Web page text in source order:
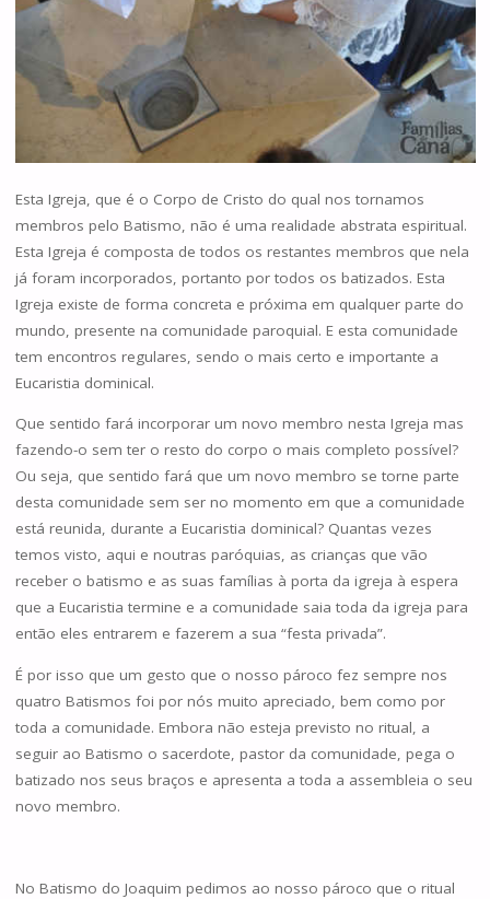
Esta Igreja, que é o Corpo de Cristo do qual nos tornamos
membros pelo Batismo, não é uma realidade abstrata espiritual.
Esta Igreja é composta de todos os restantes membros que nela
já foram incorporados, portanto por todos os batizados. Esta
Igreja existe de forma concreta e próxima em qualquer parte do
mundo, presente na comunidade paroquial. E esta comunidade
tem encontros regulares, sendo o mais certo e importante a
Eucaristia dominical.
Que sentido fará incorporar um novo membro nesta Igreja mas
fazendo-o sem ter o resto do corpo o mais completo possível?
Ou seja, que sentido fará que um novo membro se torne parte
desta comunidade sem ser no momento em que a comunidade
está reunida, durante a Eucaristia dominical? Quantas vezes
temos visto, aqui e noutras paróquias, as crianças que vão
receber o batismo e as suas famílias à porta da igreja à espera
que a Eucaristia termine e a comunidade saia toda da igreja para
então eles entrarem e fazerem a sua “festa privada”.
É por isso que um gesto que o nosso pároco fez sempre nos
quatro Batismos foi por nós muito apreciado, bem como por
toda a comunidade. Embora não esteja previsto no ritual, a
seguir ao Batismo o sacerdote, pastor da comunidade, pega o
batizado nos seus braços e apresenta a toda a assembleia o seu
novo membro.
No Batismo do Joaquim pedimos ao nosso pároco que o ritual